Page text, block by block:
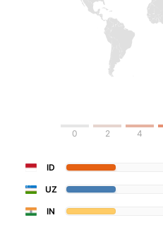
0 2 4
ID
UZ
IN